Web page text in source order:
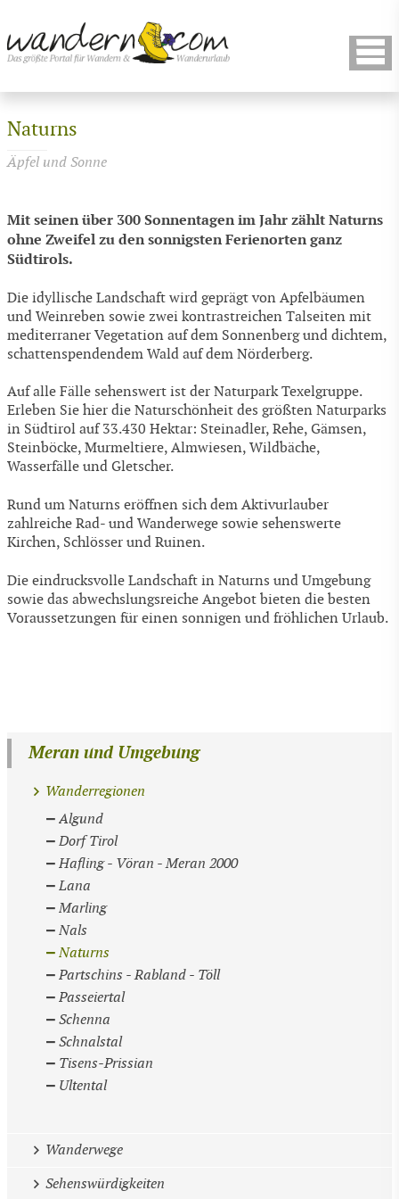
Naturns
Äpfel und Sonne
Mit seinen über 300 Sonnentagen im Jahr zählt Naturns
ohne Zweifel zu den sonnigsten Ferienorten ganz
Südtirols.
Die idyllische Landschaft wird geprägt von Apfelbäumen
und Weinreben sowie zwei kontrastreichen Talseiten mit
mediterraner Vegetation auf dem Sonnenberg und dichtem,
schattenspendendem Wald auf dem Nörderberg.
Auf alle Fälle sehenswert ist der Naturpark Texelgruppe.
Erleben Sie hier die Naturschönheit des größten Naturparks
in Südtirol auf 33.430 Hektar: Steinadler, Rehe, Gämsen,
Steinböcke, Murmeltiere, Almwiesen, Wildbäche,
Wasserfälle und Gletscher.
Rund um Naturns eröffnen sich dem Aktivurlauber
zahlreiche Rad- und Wanderwege sowie sehenswerte
Kirchen, Schlösser und Ruinen.
Die eindrucksvolle Landschaft in Naturns und Umgebung
sowie das abwechslungsreiche Angebot bieten die besten
Voraussetzungen für einen sonnigen und fröhlichen Urlaub.
Meran und Umgebung
Wanderregionen
Algund
Dorf Tirol
Hafling - Vöran - Meran 2000
Lana
Marling
Nals
Naturns
Partschins - Rabland - Töll
Passeiertal
Schenna
Schnalstal
Tisens-Prissian
Ultental
Wanderwege
Sehenswürdigkeiten